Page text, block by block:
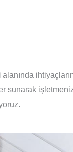
alanında
sunarak